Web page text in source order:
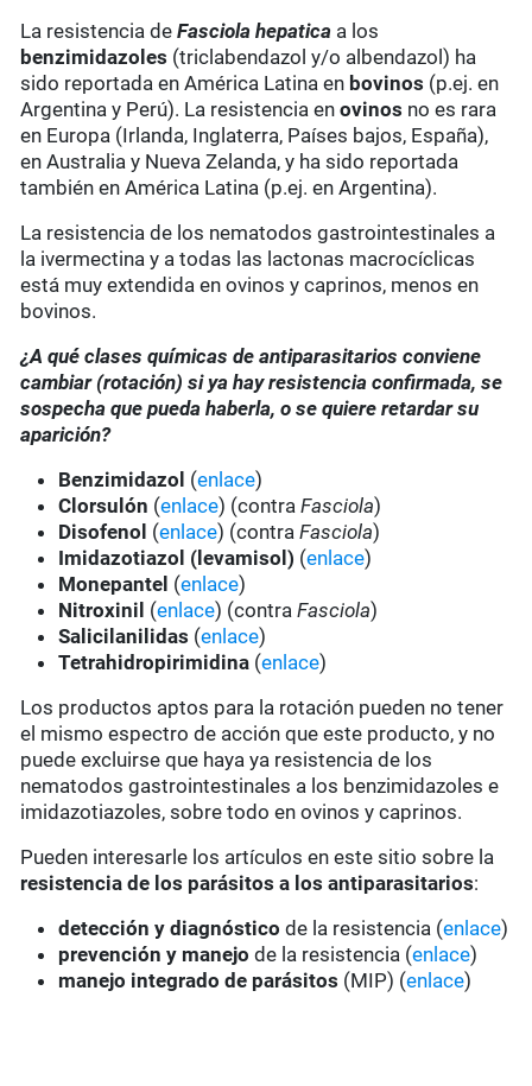
La resistencia deFasciola hepatica a los
benzimidazoles (triclabendazol y/o albendazol) ha
sido reportada en América Latina en bovinos (p.ej. en
Argentina y Perú). La resistencia enovinos no es rara
en Europa (Irlanda, Inglaterra, Países bajos, España),
en Australia y Nueva Zelanda, y ha sido reportada
también en América Latina (p.ej. en Argentina).
La resistencia de los nematodos gastrointestinales a
la ivermectina y a todas las lactonas macrocíclicas
está muy extendida en ovinos y caprinos, menos en
bovinos.
¿A qué clases químicas de antiparasitarios conviene
cambiar (rotación) si ya hay resistencia confirmada, se
sospecha que pueda haberla, o se quiere retardar su
aparición?
Benzimidazol (enlace)
Clorsulón (enlace) (contraFasciola)
Disofenol (enlace) (contraFasciola)
Imidazotiazol (levamisol) (enlace)
Monepantel (enlace)
Nitroxinil (enlace) (contraFasciola)
Salicilanilidas (enlace)
Tetrahidropirimidina (enlace)
Los productos aptos para la rotación pueden no tener
el mismo espectro de acción que este producto, y no
puede excluirse que haya ya resistencia de los
nematodos gastrointestinales a los benzimidazoles e
imidazotiazoles, sobre todo en ovinos y caprinos.
Pueden interesarle los artículos en este sitio sobre la
resistencia de los parásitos a los antiparasitarios:
detección y diagnóstico de la resistencia (enlace)
prevención y manejo de la resistencia (enlace)
manejo integrado de parásitos (MIP) (enlace)